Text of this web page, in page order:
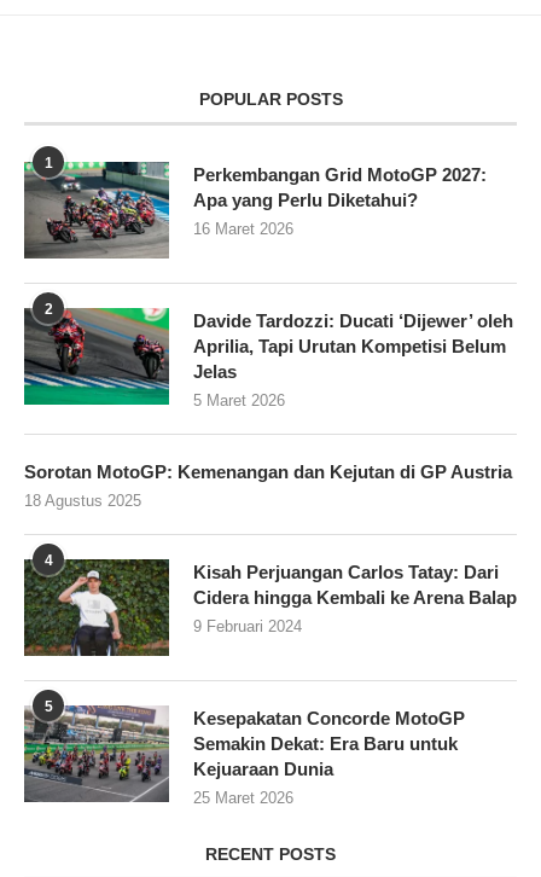
POPULAR POSTS
1
Perkembangan Grid MotoGP 2027:
Apa yang Perlu Diketahui?
16 Maret 2026
2
Davide Tardozzi: Ducati ‘Dijewer’ oleh
Aprilia, Tapi Urutan Kompetisi Belum
Jelas
5 Maret 2026
Sorotan MotoGP: Kemenangan dan Kejutan di GP Austria
18 Agustus 2025
4
Kisah Perjuangan Carlos Tatay: Dari
Cidera hingga Kembali ke Arena Balap
9 Februari 2024
5
Kesepakatan Concorde MotoGP
Semakin Dekat: Era Baru untuk
Kejuaraan Dunia
25 Maret 2026
RECENT POSTS